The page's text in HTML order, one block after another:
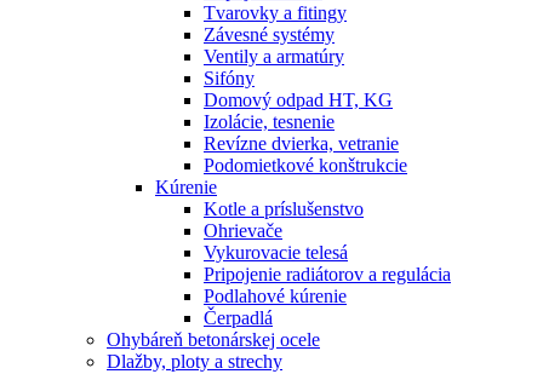
Tvarovky a fitingy
Závesné systémy
Ventily a armatúry
Sifóny
Domový odpad HT, KG
Izolácie, tesnenie
Revízne dvierka, vetranie
Podomietkové konštrukcie
Kúrenie
Kotle a príslušenstvo
Ohrievače
Vykurovacie telesá
Pripojenie radiátorov a regulácia
Podlahové kúrenie
Čerpadlá
Ohybáreň betonárskej ocele
Dlažby, ploty a strechy